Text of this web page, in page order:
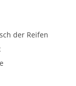
der Reifen